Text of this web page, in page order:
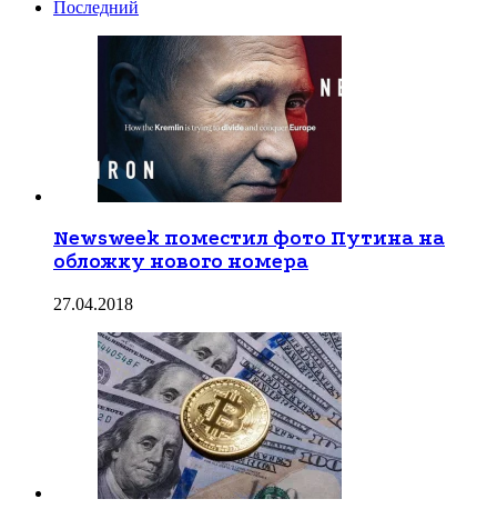
Последний
Newsweek поместил фото Путина на
обложку нового номера
27.04.2018